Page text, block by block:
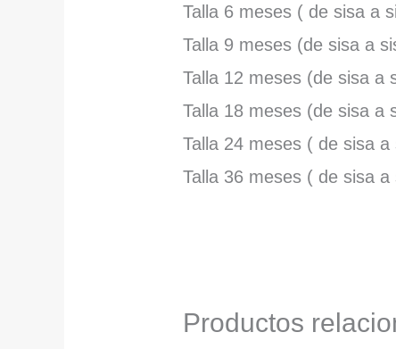
Talla 6 meses ( de sisa a
Talla 9 meses (de sisa a
Talla 12 meses (de sisa a
Talla 18 meses (de sisa a
Talla 24 meses ( de sisa
Talla 36 meses ( de sisa
Productos